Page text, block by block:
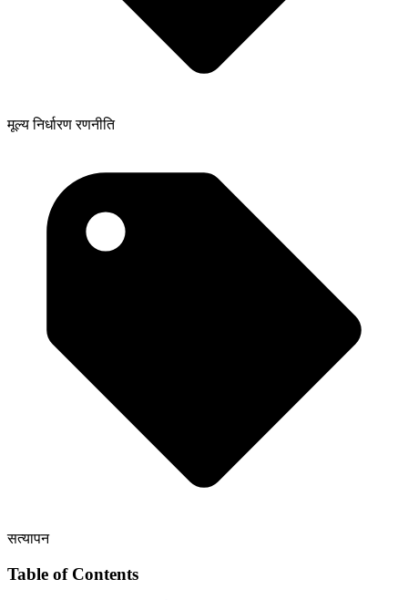
मूल्य निर्धारण रणनीति
सत्यापन
Table of Contents